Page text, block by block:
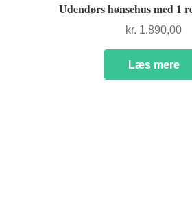
Udendørs hønsehus med 1
kr. 1.890,00
Læs mere